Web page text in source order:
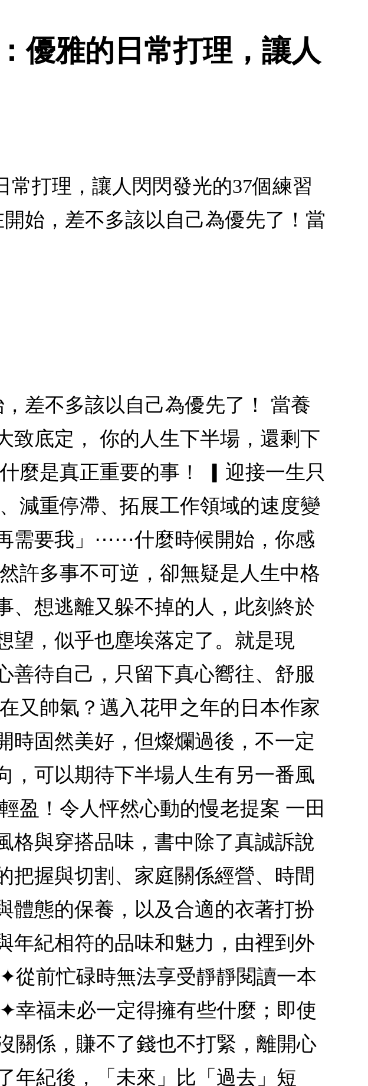
優雅的日常打理，讓人
打理，讓人閃閃發光的37個練習
始，差不多該以自己為優先了！當
差不多該以自己為優先了！ 當養
致底定， 你的人生下半場，還剩下
麼是真正重要的事！ ▎迎接一生只
減重停滯、拓展工作領域的速度變
需要我」⋯⋯什麼時候開始，你感
許多事不可逆，卻無疑是人生中格
、想逃離又躲不掉的人，此刻終於
望，似乎也塵埃落定了。就是現
善待自己，只留下真心嚮往、舒服
又帥氣？邁入花甲之年的日本作家
時固然美好，但燦爛過後，不一定
，可以期待下半場人生有另一番風
盈！令人怦然心動的慢老提案 一田
格與穿搭品味，書中除了真誠訴說
把握與切割、家庭關係經營、時間
體態的保養，以及合適的衣著打扮
年紀相符的品味和魅力，由裡到外
從前忙碌時無法享受靜靜閱讀一本
幸福未必一定得擁有些什麼；即使
關係，賺不了錢也不打緊，離開心
年紀後，「未來」比「過去」短